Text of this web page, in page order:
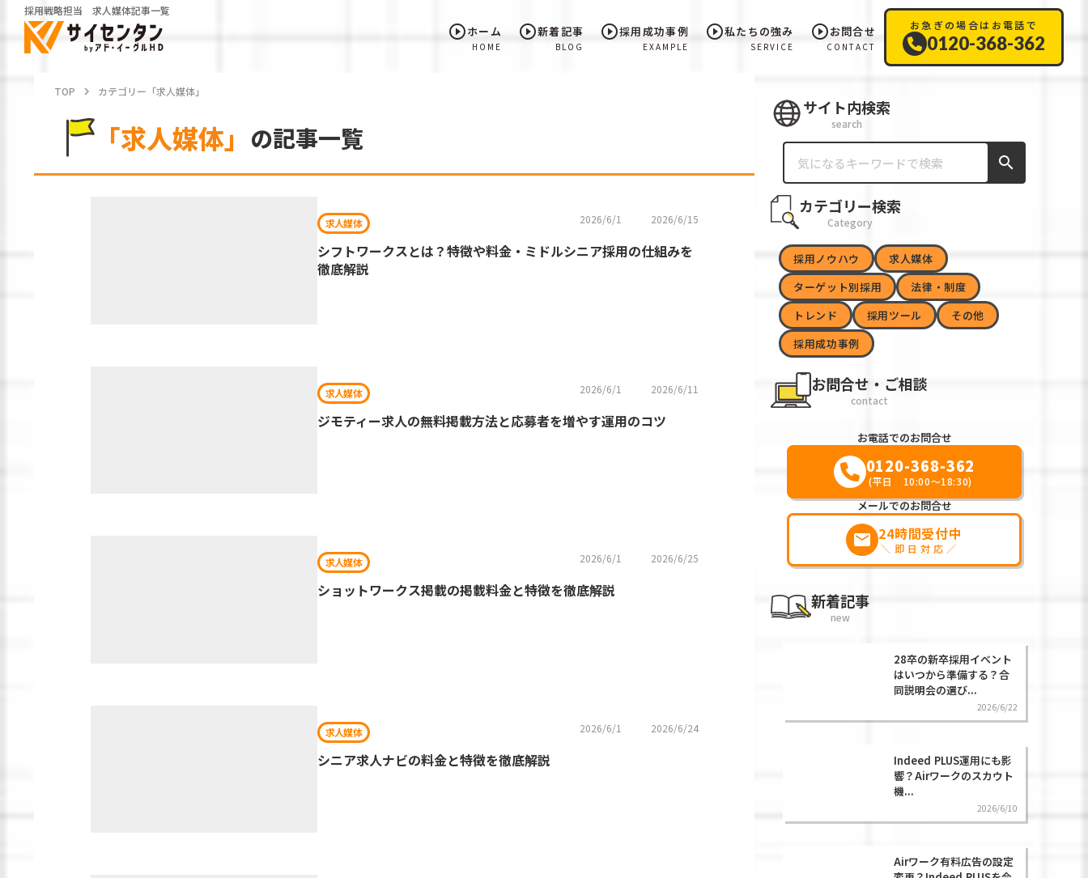
TOP keyboard_arrow_right カテゴリー「求人媒体」
「求人媒体」 の記事一覧
求人媒体 2026/6/1 2026/6/15
シフトワークスとは？特徴や料金・ミドルシニア採用の仕組みを
徹底解説
求人媒体 2026/6/1 2026/6/11
ジモティー求人の無料掲載方法と応募者を増やす運用のコツ
求人媒体 2026/6/1 2026/6/25
ショットワークス掲載の掲載料金と特徴を徹底解説
求人媒体 2026/6/1 2026/6/24
シニア求人ナビの料金と特徴を徹底解説
サイト内検索
search
search
カテゴリー検索
Category
採用ノウハウ
求人媒体
ターゲット別採用
法律・制度
トレンド
採用ツール
その他
採用成功事例
お問合せ・ご相談
contact
お電話でのお問合せ
0120-368-362
(平日 10:00～18:30)
メールでのお問合せ
markunread 24時間受付中
＼即日対応／
新着記事
new
28卒の新卒採用イベント
はいつから準備する？合
同説明会の選び...
2026/6/22
Indeed PLUS運用にも影
響？Airワークのスカウト
機...
2026/6/10
Airワーク有料広告の設定
play_circle_outlineホーム
HOME
play_circle_outline新着記事
BLOG
play_circle_outline採用成功事例
EXAMPLE
play_circle_outline私たちの強み
SERVICE
play_circle_outlineお問合せ
CONTACT
お急ぎの場合はお電話で
0120-368-362
採用戦略担当 求人媒体記事一覧